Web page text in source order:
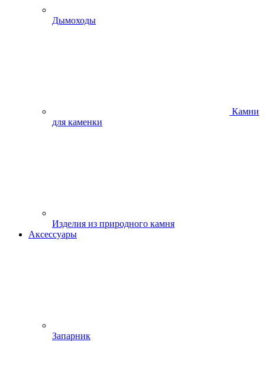
Дымоходы
Камни
для каменки
Изделия из природного камня
Аксессуары
Запарник